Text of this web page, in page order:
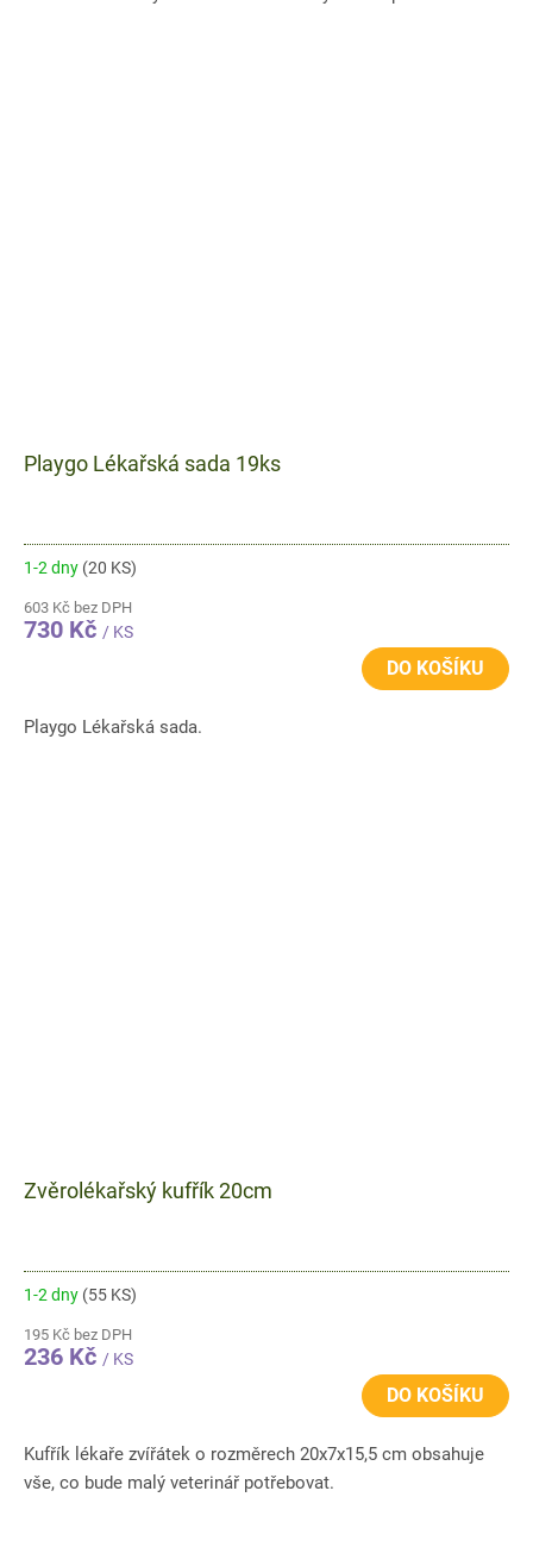
Playgo Lékařská sada 19ks
1-2 dny (20 KS)
603 Kč bez DPH
730 Kč / KS
DO KOŠÍKU
Playgo Lékařská sada.
Zvěrolékařský kufřík 20cm
1-2 dny (55 KS)
195 Kč bez DPH
236 Kč / KS
DO KOŠÍKU
Kufřík lékaře zvířátek o rozměrech 20x7x15,5 cm obsahuje
vše, co bude malý veterinář potřebovat.